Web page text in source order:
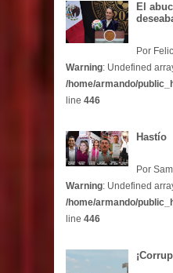
El
Por
Warning: Undefined
/home/armando/
line 446
Hastío
Por
Warning: Undefined
/home/armando/
line 446